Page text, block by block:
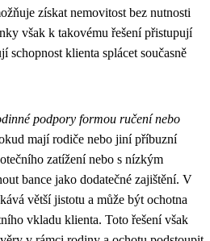
získat nemovitost bez nutnosti
však k takovému řešení přistupují
schopnost klienta splácet současně
podpory formou ručení nebo
mají rodiče nebo jiní příbuzní
zatížení nebo s nízkým
bance jako dodatečné zajištění. V
větší jistotu a může být ochotna
vkladu klienta. Toto řešení však